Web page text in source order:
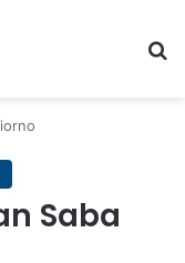
Saba